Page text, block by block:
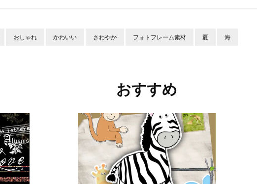
おしゃれ かわいい さわやか フォトフレーム素材 夏 海
おすすめ